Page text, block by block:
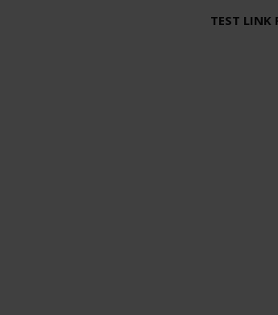
TEST LINK